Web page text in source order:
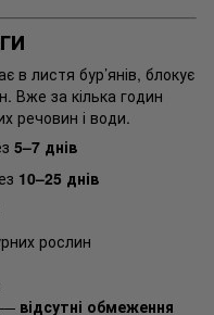
в листя бур’янів, блокує
Вже за кілька годин
речовин і води.
5–7 днів
10–25 днів
рослин
— відсутні обмеження